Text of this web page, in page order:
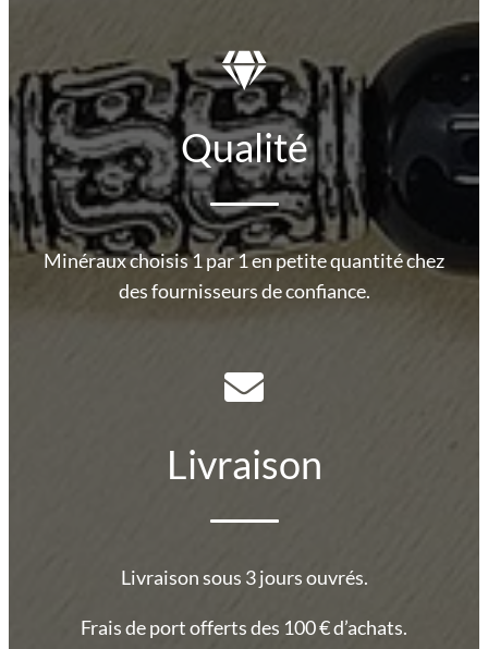
Qualité
Minéraux choisis 1 par 1 en petite quantité chez
des fournisseurs de confiance.
Livraison
Livraison sous 3 jours ouvrés.
Frais de port offerts des 100 € d’achats.